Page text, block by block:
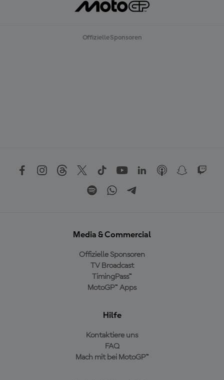
Offizielle Sponsoren
Media & Commercial
Offizielle Sponsoren
TV Broadcast
TimingPass™
MotoGP™ Apps
Hilfe
Kontaktiere uns
FAQ
Mach mit bei MotoGP™